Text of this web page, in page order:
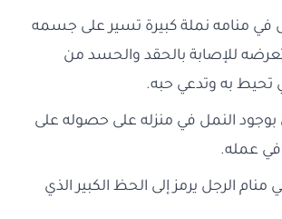
في منامه نملة كبيرة تسير على جسمه
للإصابة بالحقد والحسد من
تحيط به وتدعي حبه.
بوجود النمل في منزله على حصوله على
في عمله.
الرجل يرمز إلى الحظ الكبير الذي